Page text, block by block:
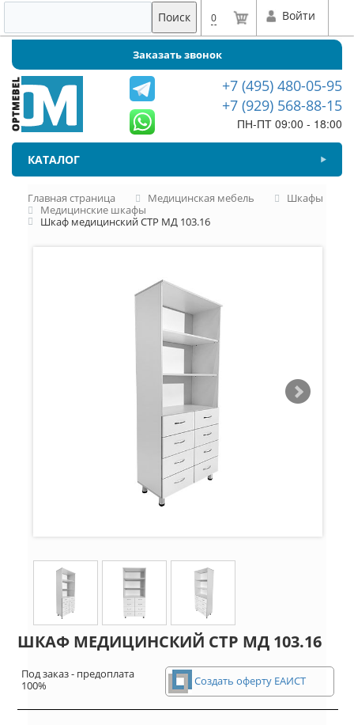
Поиск 0 Войти
Заказать звонок
+7 (495) 480-05-95
+7 (929) 568-88-15
ПН-ПТ 09:00 - 18:00
КАТАЛОГ
Главная страница Медицинская мебель
Шкафы
Медицинские шкафы
Шкаф медицинский СТР МД 103.16
ШКАФ МЕДИЦИНСКИЙ СТР МД 103.16
Под заказ - предоплата
100%
Создать оферту ЕАИСТ